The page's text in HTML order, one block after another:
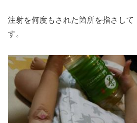
注射を何度もされた箇所を指さして
す。